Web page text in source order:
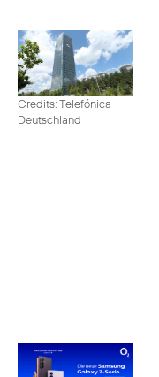
Credits: Telefónica
Deutschland